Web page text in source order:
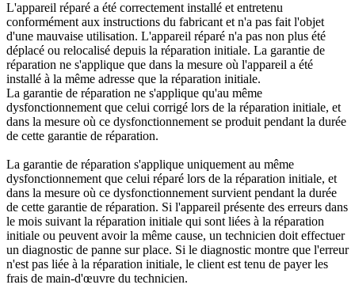
L'appareil réparé a été correctement installé et entretenu
conformément aux instructions du fabricant et n'a pas fait l'objet
d'une mauvaise utilisation. L'appareil réparé n'a pas non plus été
déplacé ou relocalisé depuis la réparation initiale. La garantie de
réparation ne s'applique que dans la mesure où l'appareil a été
installé à la même adresse que la réparation initiale.
La garantie de réparation ne s'applique qu'au même
dysfonctionnement que celui corrigé lors de la réparation initiale, et
dans la mesure où ce dysfonctionnement se produit pendant la durée
de cette garantie de réparation.
La garantie de réparation s'applique uniquement au même
dysfonctionnement que celui réparé lors de la réparation initiale, et
dans la mesure où ce dysfonctionnement survient pendant la durée
de cette garantie de réparation. Si l'appareil présente des erreurs dans
le mois suivant la réparation initiale qui sont liées à la réparation
initiale ou peuvent avoir la même cause, un technicien doit effectuer
un diagnostic de panne sur place. Si le diagnostic montre que l'erreur
n'est pas liée à la réparation initiale, le client est tenu de payer les
frais de main-d'œuvre du technicien.